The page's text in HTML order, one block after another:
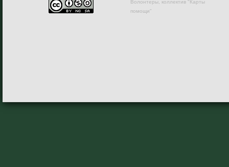
Волонтеры, коллектив "Карты
помощи"